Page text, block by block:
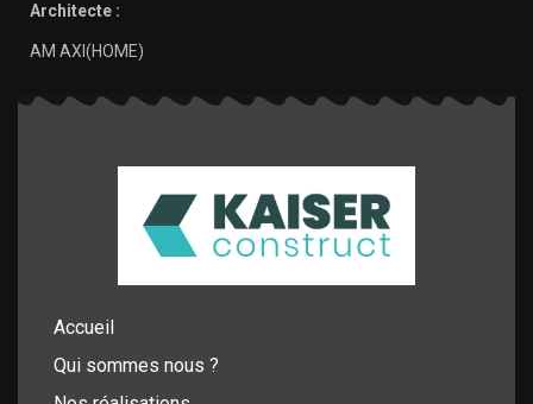
Architecte :
AM AXI(HOME)
Accueil
Qui sommes nous ?